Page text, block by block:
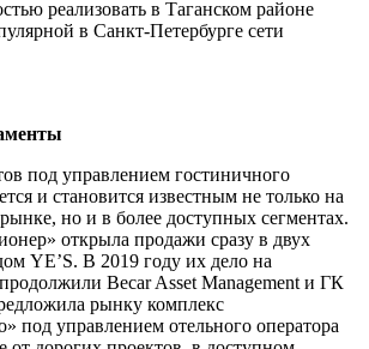
реализовать в Таганском районе
в Санкт-Петербурге сети
под управлением гостиничного
и становится известным не только на
но и в более доступных сегментах.
открыла продажи сразу в двух
YE’S. В 2019 году их дело на
Becar Asset Management и ГК
рынку комплекс
под управлением отельного оператора